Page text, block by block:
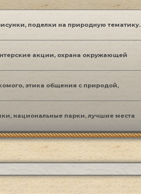
поделки на природную тематику.
акции, охрана окружающей
этика общения с природой,
национальные парки, лучшие места
поиск